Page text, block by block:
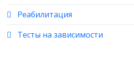
Реабилитация
Тесты на зависимости